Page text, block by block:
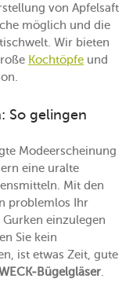
von Apfelsaft
möglich und die
Wir bieten
Kochtöpfe und
So gelingen
Modeerscheinung
eine uralte
Mit den
problemlos Ihr
einzulegen
Sie kein
ist etwas Zeit, gute
Bügelgläser.